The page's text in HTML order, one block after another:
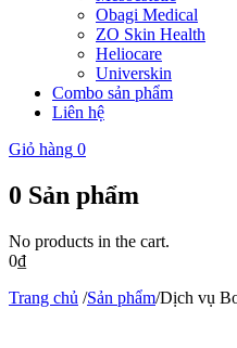
Obagi Medical
ZO Skin Health
Heliocare
Universkin
Combo sản phẩm
Liên hệ
Giỏ hàng 0
0 Sản phẩm
No products in the cart.
0₫
Trang chủ /Sản phẩm/Dịch vụ